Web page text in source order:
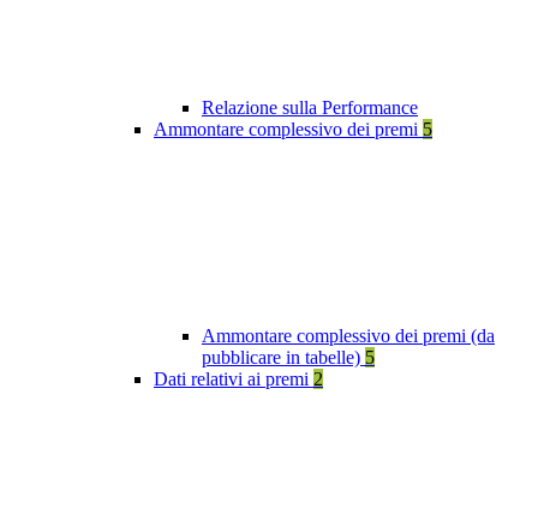
Relazione sulla Performance
Ammontare complessivo dei premi 5
Ammontare complessivo dei premi (da
pubblicare in tabelle) 5
Dati relativi ai premi 2